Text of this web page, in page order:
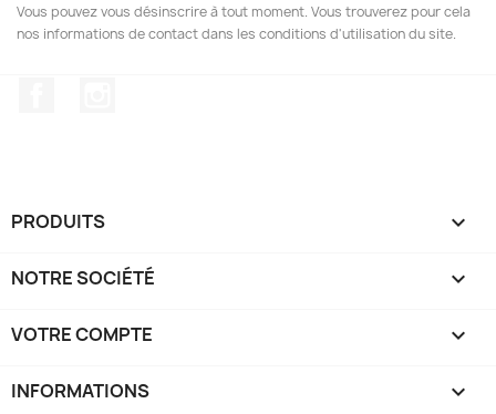
Vous pouvez vous désinscrire à tout moment. Vous trouverez pour cela
nos informations de contact dans les conditions d'utilisation du site.
PRODUITS 
NOTRE SOCIÉTÉ 
VOTRE COMPTE 
INFORMATIONS keyboard_arrow_down